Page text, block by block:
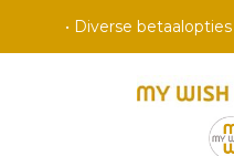
• Diverse betaalopties